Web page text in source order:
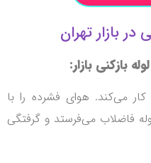
در بازار تهران
بازکنی بازار:
می‌کند. هوای فشرده را با
فاضلاب می‌فرستد و گرفتگی